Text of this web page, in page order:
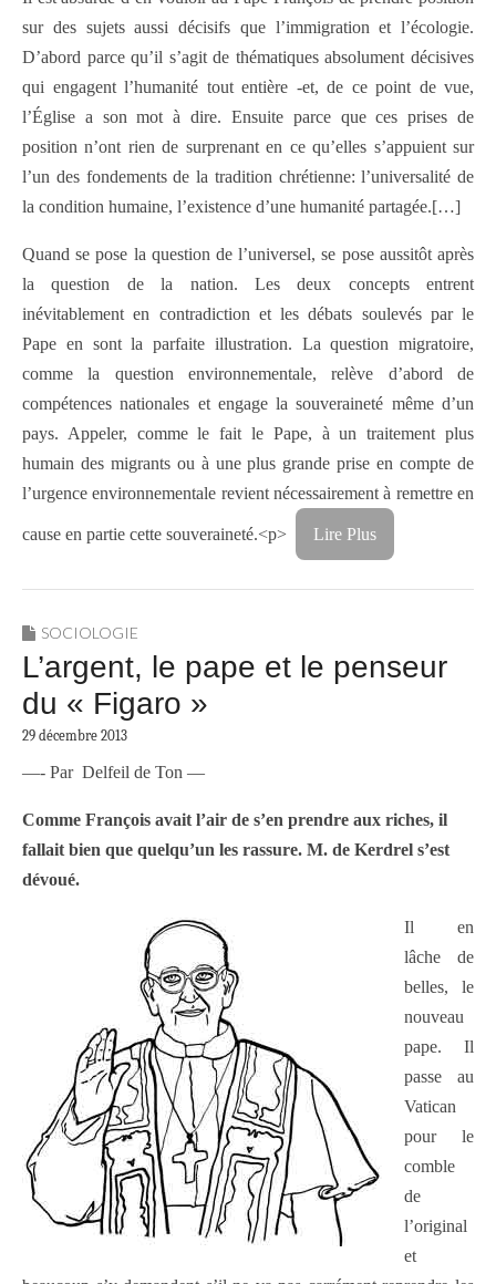
sur des sujets aussi décisifs que l’immigration et l’écologie.
D’abord parce qu’il s’agit de thématiques absolument décisives
qui engagent l’humanité tout entière -et, de ce point de vue,
l’Église a son mot à dire. Ensuite parce que ces prises de
position n’ont rien de surprenant en ce qu’elles s’appuient sur
l’un des fondements de la tradition chrétienne: l’universalité de
la condition humaine, l’existence d’une humanité partagée.[…]
Quand se pose la question de l’universel, se pose aussitôt après
la question de la nation. Les deux concepts entrent
inévitablement en contradiction et les débats soulevés par le
Pape en sont la parfaite illustration. La question migratoire,
comme la question environnementale, relève d’abord de
compétences nationales et engage la souveraineté même d’un
pays. Appeler, comme le fait le Pape, à un traitement plus
humain des migrants ou à une plus grande prise en compte de
l’urgence environnementale revient nécessairement à remettre en
cause en partie cette souveraineté.<p> Lire Plus
SOCIOLOGIE
L’argent, le pape et le penseur
du « Figaro »
29 décembre 2013
—- Par Delfeil de Ton —
Comme François avait l’air de s’en prendre aux riches, il
fallait bien que quelqu’un les rassure. M. de Kerdrel s’est
dévoué.
Il en
lâche de
belles, le
nouveau
pape. Il
passe au
Vatican
pour le
comble
de
l’original
et